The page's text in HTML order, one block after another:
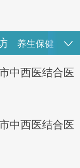
养生保健 健
生保健 健康视频
中西医结合医
中西医结合医